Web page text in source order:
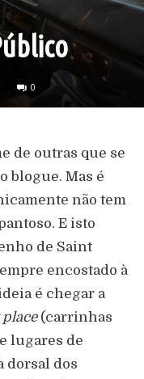
0
de outras que se
blogue. Mas é
não tem
E isto
de Saint
encostado à
é chegar a
(carrinhas
lugares de
dorsal dos